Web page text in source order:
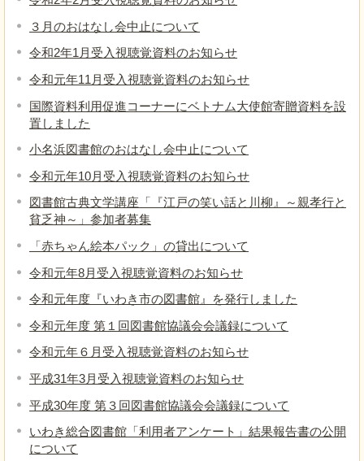
３月のおはなし会中止について
令和2年1月受入視聴覚資料のお知らせ
令和元年11月受入視聴覚資料のお知らせ
国際資料利用促進コーナーにベトナム大使館寄贈資料を設
置しました
小名浜図書館のおはなし会中止について
令和元年10月受入視聴覚資料のお知らせ
図書館古典文学講座「『江戸の笑い話と川柳』～親孝行と
貧乏神～」参加者募集
「赤ちゃん絵本パック」の貸出について
令和元年8月受入視聴覚資料のお知らせ
令和元年度『いわき市の図書館』を発行しました
令和元年度 第１回図書館協議会会議録について
令和元年６月受入視聴覚資料のお知らせ
平成31年3月受入視聴覚資料のお知らせ
平成30年度 第３回図書館協議会会議録について
いわき総合図書館「利用者アンケート」結果報告書の公開
について